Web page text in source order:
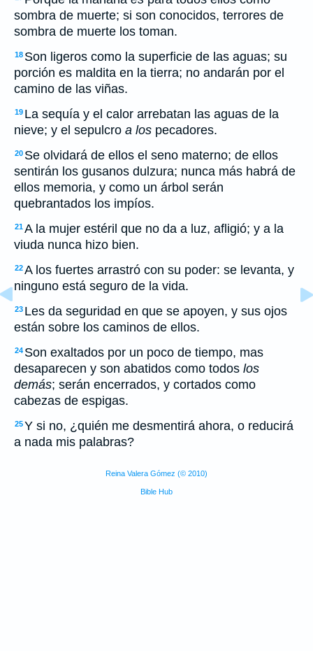
sombra de muerte; si son conocidos, terrores de
sombra de muerte los toman.
18 Son ligeros como la superficie de las aguas; su
porción es maldita en la tierra; no andarán por el
camino de las viñas.
19 La sequía y el calor arrebatan las aguas de la
nieve; y el sepulcro a los pecadores.
20 Se olvidará de ellos el seno materno; de ellos
sentirán los gusanos dulzura; nunca más habrá de
ellos memoria, y como un árbol serán
quebrantados los impíos.
21A la mujer estéril que no da a luz, afligió; y a la
viuda nunca hizo bien.
22A los fuertes arrastró con su poder: se levanta, y
ninguno está seguro de la vida.
23 Les da seguridad en que se apoyen, y sus ojos
están sobre los caminos de ellos.
24 Son exaltados por un poco de tiempo, mas
desaparecen y son abatidos como todos los
demás; serán encerrados, y cortados como
cabezas de espigas.
25Y si no, ¿quién me desmentirá ahora, o reducirá
a nada mis palabras?
Reina Valera Gómez (© 2010)
Bible Hub